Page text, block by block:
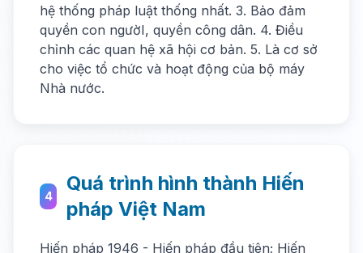
hệ thống pháp luật thống nhất. 3. Bảo đảm
quyền con ngườI, quyền công dân. 4. Điều
chỉnh các quan hệ xã hội cơ bản. 5. Là cơ sở
cho việc tổ chức và hoạt động của bộ máy
Nhà nước.
4
Quá trình hình thành Hiến
pháp Việt Nam
Hiến pháp 1946 - Hiến pháp đầu tiên; Hiến